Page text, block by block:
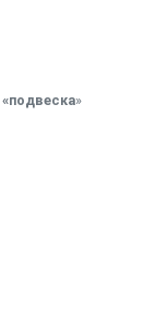
«подвеска»